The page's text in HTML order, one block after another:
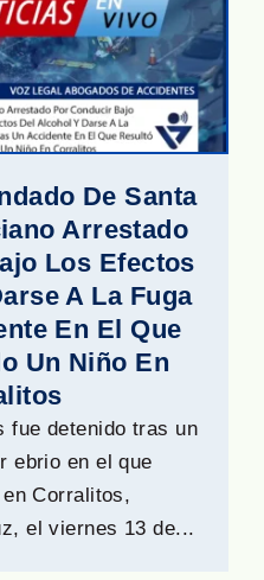
De Santa
Arrestado
Los Efectos
A La Fuga
En El Que
Un Niño En
fue detenido tras un
ebrio en el que
Corralitos,
el viernes 13 de...